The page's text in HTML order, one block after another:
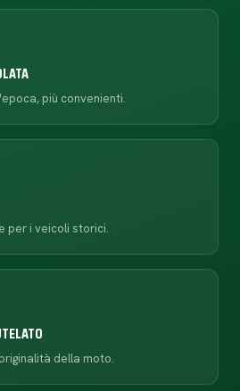
più convenienti.
per i veicoli storici.
della moto.